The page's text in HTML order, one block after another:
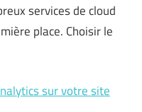
services de cloud
place. Choisir le
sur votre site